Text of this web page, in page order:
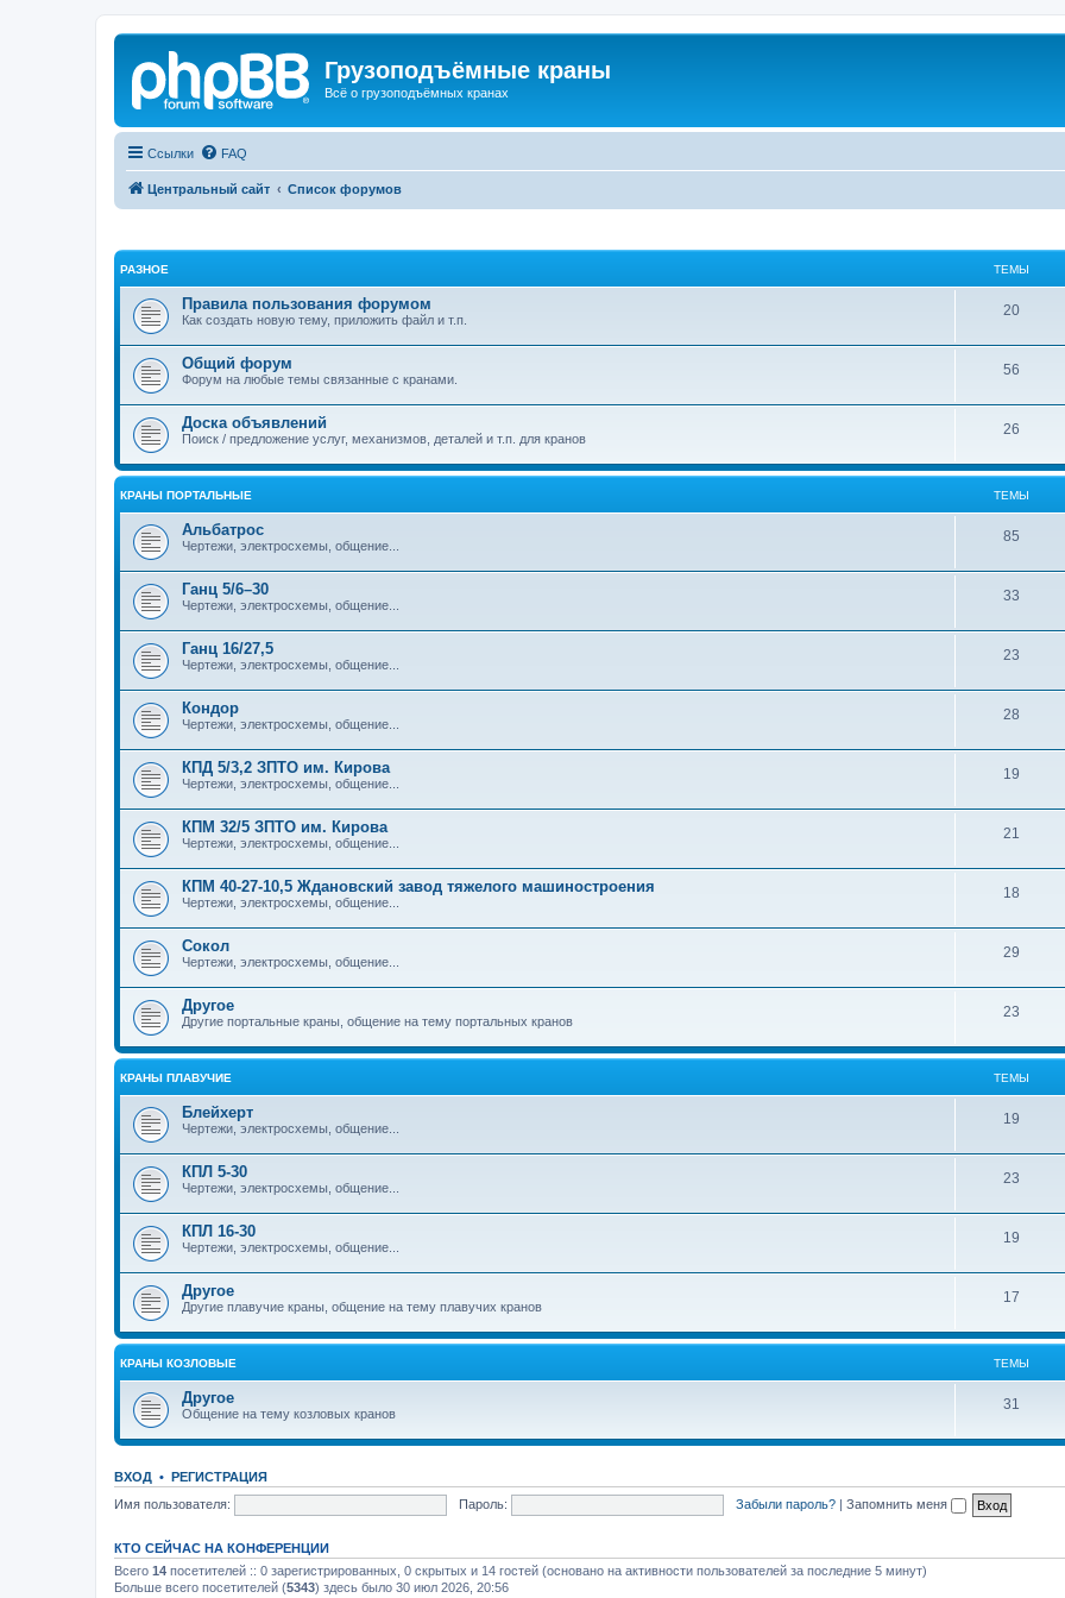
Грузоподъёмные краны
Всё о грузоподъёмных кранах
Ссылки FAQ
Центральный сайт Список форумов
РАЗНОЕ ТЕМЫ
Правила пользования форумом
Как создать новую тему, приложить файл и т.п.
20
Общий форум
Форум на любые темы связанные с кранами.
56
Доска объявлений
Поиск / предложение услуг, механизмов, деталей и т.п. для кранов
26
КРАНЫ ПОРТАЛЬНЫЕ ТЕМЫ
Альбатрос
Чертежи, электросхемы, общение...
85
Ганц 5/6–30
Чертежи, электросхемы, общение...
33
Ганц 16/27,5
Чертежи, электросхемы, общение...
23
Кондор
Чертежи, электросхемы, общение...
28
КПД 5/3,2 ЗПТО им. Кирова
Чертежи, электросхемы, общение...
19
КПМ 32/5 ЗПТО им. Кирова
Чертежи, электросхемы, общение...
21
КПМ 40-27-10,5 Ждановский завод тяжелого машиностроения
Чертежи, электросхемы, общение...
18
Сокол
Чертежи, электросхемы, общение...
29
Другое
Другие портальные краны, общение на тему портальных кранов
23
КРАНЫ ПЛАВУЧИЕ ТЕМЫ
Блейхерт
Чертежи, электросхемы, общение...
19
КПЛ 5-30
Чертежи, электросхемы, общение...
23
КПЛ 16-30
Чертежи, электросхемы, общение...
19
Другое
Другие плавучие краны, общение на тему плавучих кранов
17
КРАНЫ КОЗЛОВЫЕ ТЕМЫ
Другое
Общение на тему козловых кранов
31
ВХОД • РЕГИСТРАЦИЯ
Имя пользователя:
Пароль: Забыли пароль? | Запомнить меня
КТО СЕЙЧАС НА КОНФЕРЕНЦИИ
Всего 14 посетителей :: 0 зарегистрированных, 0 скрытых и 14 гостей (основано на активности пользователей за последние 5 минут)
Больше всего посетителей (5343) здесь было 30 июл 2026, 20:56